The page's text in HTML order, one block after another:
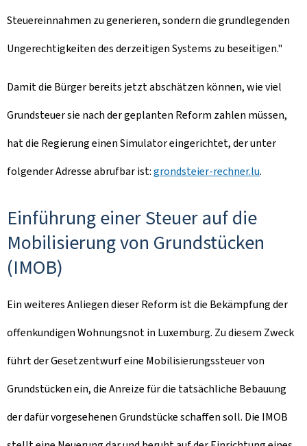
Steuereinnahmen zu generieren, sondern die grundlegenden
Ungerechtigkeiten des derzeitigen Systems zu beseitigen."
Damit die Bürger bereits jetzt abschätzen können, wie viel
Grundsteuer sie nach der geplanten Reform zahlen müssen,
hat die Regierung einen Simulator eingerichtet, der unter
folgender Adresse abrufbar ist:grondsteier-rechner.lu.
Einführung einer Steuer auf die
Mobilisierung von Grundstücken
(IMOB)
Ein weiteres Anliegen dieser Reform ist die Bekämpfung der
offenkundigen Wohnungsnot in Luxemburg. Zu diesem Zweck
führt der Gesetzentwurf eine Mobilisierungssteuer von
Grundstücken ein, die Anreize für die tatsächliche Bebauung
der dafür vorgesehenen Grundstücke schaffen soll. Die IMOB